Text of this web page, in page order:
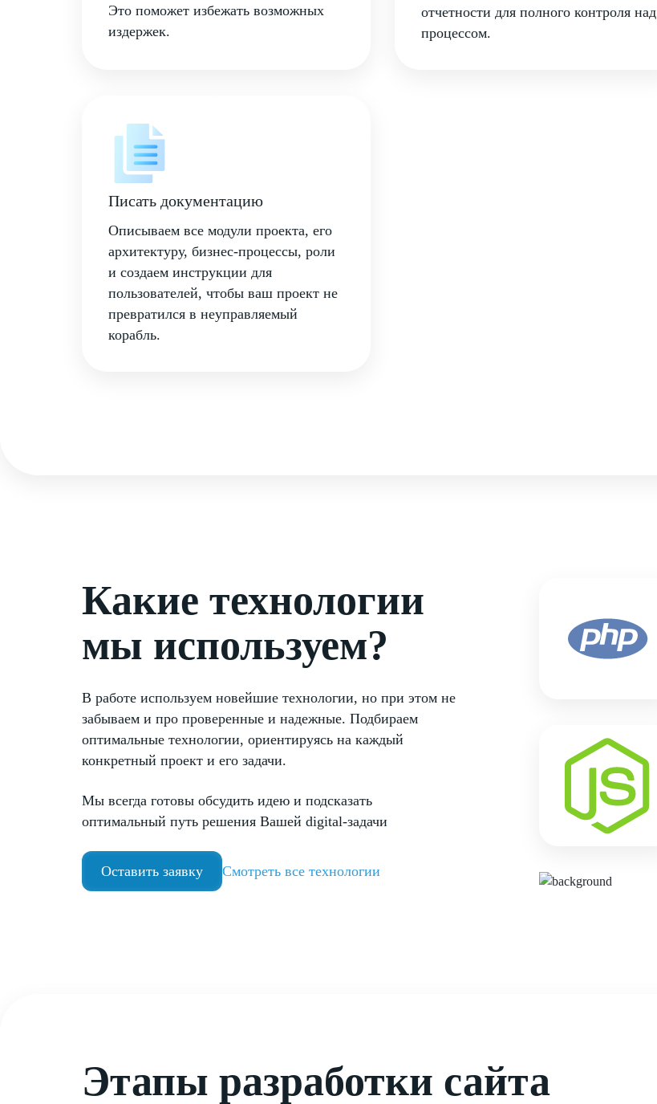
Это поможет избежать возможных
издержек.
отчетности для полного контроля над
процессом.
Писать документацию
Описываем все модули проекта, его
архитектуру, бизнес-процессы, роли
и создаем инструкции для
пользователей, чтобы ваш проект не
превратился в неуправляемый
корабль.
Какие технологии
мы используем?
В работе используем новейшие технологии, но при этом не
забываем и про проверенные и надежные. Подбираем
оптимальные технологии, ориентируясь на каждый
конкретный проект и его задачи.
Мы всегда готовы обсудить идею и подсказать
оптимальный путь решения Вашей digital-задачи
Оставить заявку Смотреть все технологии
Этапы разработки сайта